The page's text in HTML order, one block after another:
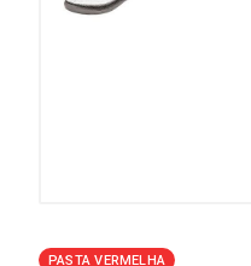
PASTA VERMELHA